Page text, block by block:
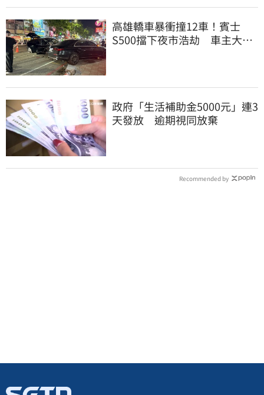
高雄轎車暴衝撞12車！賓士
S500擋下夜市浩劫 車主大
政府「生活補助金5000元」連3
天發放 逾期視同放棄
Recommended by